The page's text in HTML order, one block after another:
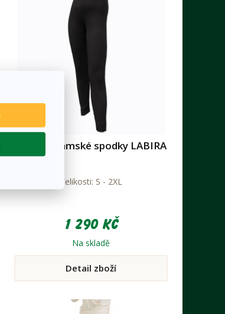
Funkční dámské spodky LABIRA
Velikosti: S - 2XL
1 290 Kč
Na skladě
Detail zboží